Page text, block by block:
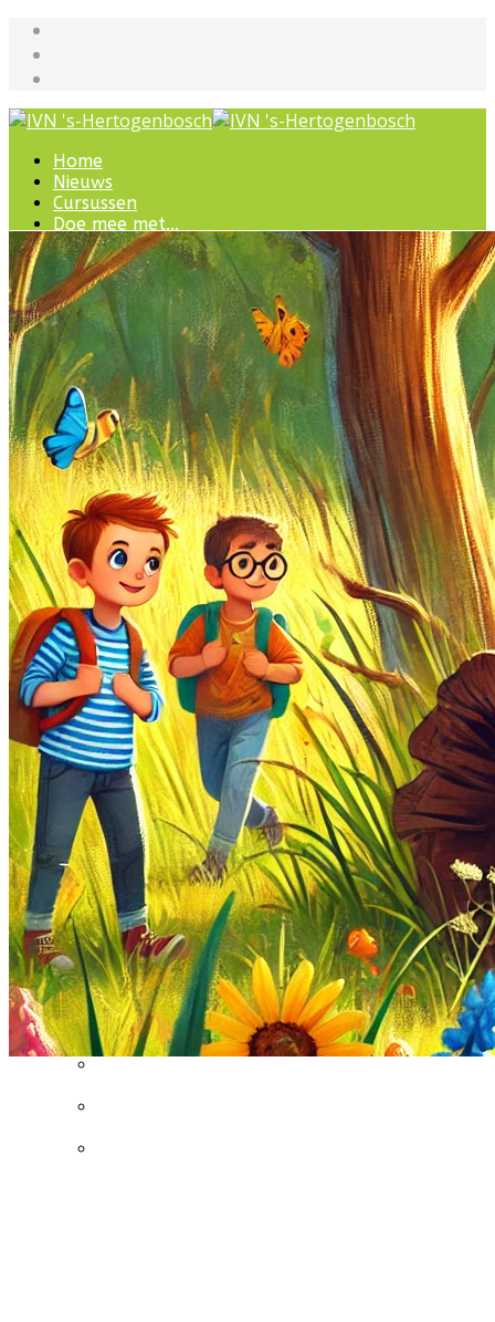
Home
Nieuws
Cursussen
Doe mee met...
Werkgroepen
IVN natuurcursussen
Natuur-excursies
Landschapsbeheer
Jeugdnatuurgroep
Het Bewaarde Land
Lezingen over natuur
IVN Natuurschool
Natuurbeleving voor
bijzondere groepen
Wandelingen en
ommetjes
UWES wandelingen
Natuurfilmpje kijken
IVN activiteitenfolder
Natuurgebieden
Vereniging
Over IVN natuureducatie
Werkgroepen
Lid of Donateur worden?
Nieuwsflits nieuwsbrief
Den Boschrietsangher
Jaarboeken
Bestuur
Ledenvergaderingen
Vacatures
Info voor IVN vrijwilligers
Handboek werkgroepen
Materialen
Statuten, huishoudelijk
reglement,
omgangsregels
Gidsenmateriaal
Over deze website
Contact
Contactgegevens
Excursie aanvragen
Lid worden en meedoen?
Meldpunt Natuur